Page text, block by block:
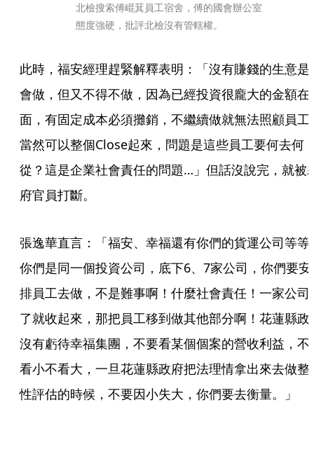
北檢搜索傅崐萁員工宿舍，傅的國會辦公室
態度強硬，批評北檢沒有管轄權。
此時，福安經理趕緊解釋表明：「沒有賺錢的生意是
會做，但又不得不做，因為已經投資很龐大的金額在
面，有固定成本必須攤銷，不繼續做就無法照顧員工
當然可以整個Close起來，問題是這些員工要何去何
從？這是企業社會責任的問題…」但話沒說完，就被
府官員打斷。
張逸華直言：「福安、幸福還有你們的貨運公司等等
你們是同一個投資公司，底下6、7家公司，你們要安
排員工去做，不是難事啊！什麼社會責任！一家公司
了就收起來，那把員工移到做其他部分啊！花蓮縣政
沒有虧待幸福集團，不要看某個個案的營收利益，不
看小不看大，一旦花蓮縣政府把法理情拿出來去做整
性評估的時候，不要因小失大，你們要去衡量。」